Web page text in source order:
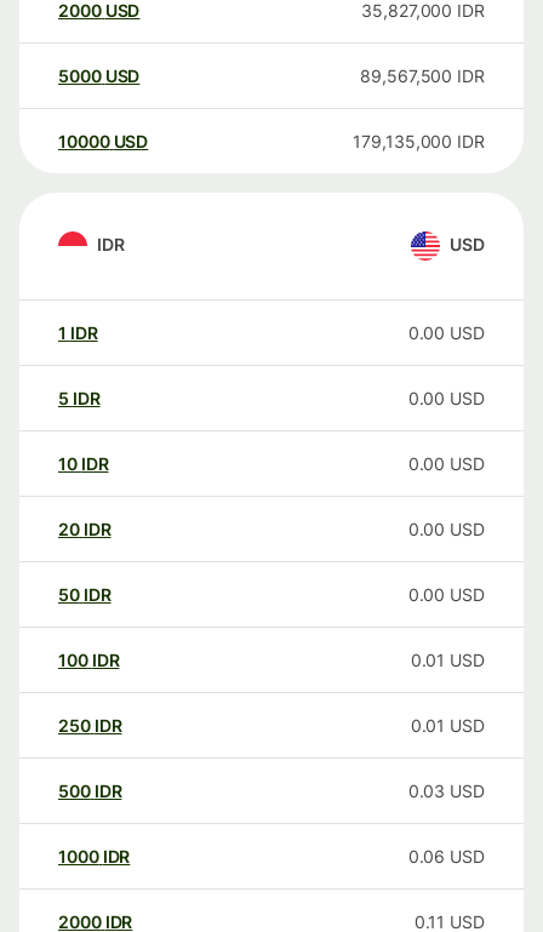
2000 USD 35,827,000 IDR
5000 USD 89,567,500 IDR
10000 USD 179,135,000 IDR
IDR USD
1 IDR 0.00 USD
5 IDR 0.00 USD
10 IDR 0.00 USD
20 IDR 0.00 USD
50 IDR 0.00 USD
100 IDR 0.01 USD
250 IDR 0.01 USD
500 IDR 0.03 USD
1000 IDR 0.06 USD
2000 IDR 0.11 USD